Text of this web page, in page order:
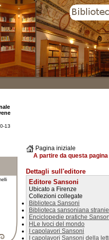
Pagina iniziale
A partire da questa
Dettagli sull'editore
Editore Sansoni
Ubicato a Firenze
Collezioni collegate
Biblioteca Sansoni
Biblioteca sansoniana
Enciclopedie pratiche
HLe Ivoci del mondo
I capolavori Sansoni
I capolavori Sansoni della
13